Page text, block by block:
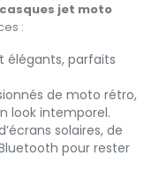
casques jet moto
:
élégants, parfaits
de moto rétro,
look intemporel.
solaires, de
pour rester